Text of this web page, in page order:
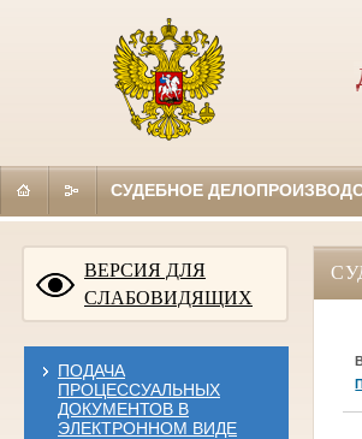
СУДЕБНОЕ
ВЕРСИЯ ДЛЯ
СЛАБОВИДЯЩИХ
ПОДАЧА
ПРОЦЕССУАЛЬНЫХ
ДОКУМЕНТОВ В
ЭЛЕКТРОННОМ ВИДЕ